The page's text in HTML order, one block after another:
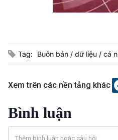
Tag: Buôn bán dữ liệu cá
Xem trên các nền tảng khác
Bình luận